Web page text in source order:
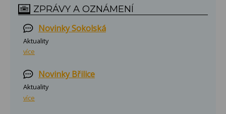
ZPRÁVY A OZNÁMENÍ
Novinky Sokolská
Aktuality
více
Novinky Břilice
Aktuality
více